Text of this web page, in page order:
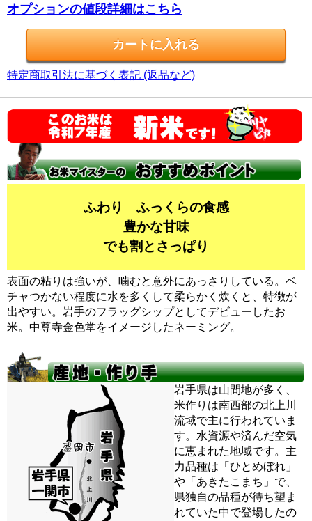
オプションの値段詳細はこちら
特定商取引法に基づく表記 (返品など)
ふわり ふっくらの食感
豊かな甘味
でも割とさっぱり
表面の粘りは強いが、噛むと意外にあっさりしている。ベ
チャつかない程度に水を多くして柔らかく炊くと、特徴が
出やすい。岩手のフラッグシップとしてデビューしたお
米。中尊寺金色堂をイメージしたネーミング。
岩手県は山間地が多く、
米作りは南西部の北上川
流域で主に行われていま
す。水資源や済んだ空気
に恵まれた地域です。主
力品種は「ひとめぼれ」
や「あきたこまち」で、
県独自の品種が待ち望ま
れていた中で登場したの